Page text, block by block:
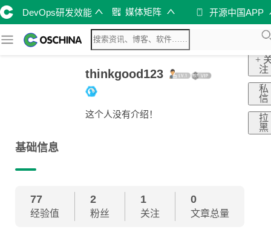
DevOps研发效能 媒体矩阵 开源中国APP
thinkgood123
这个人没有介绍！
+
注
私
信
拉
黑
基础信息
77
经验值
2
粉丝
1
关注
0
文章总量